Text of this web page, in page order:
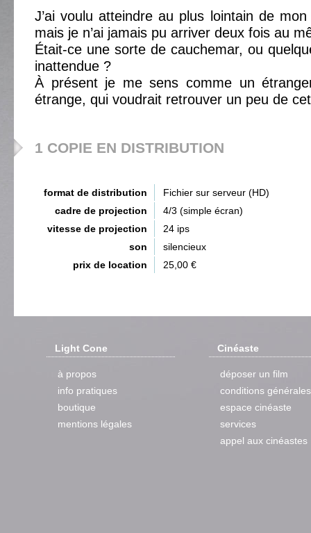
J’ai voulu atteindre au plus lointain de
mais je n’ai jamais pu arriver deux fois au
Était-ce une sorte de cauchemar, ou
inattendue ?
À présent je me sens comme un
étrange, qui voudrait retrouver un peu de
1 COPIE EN DISTRIBUTION
format de distribution
Fichier sur serveur (HD)
cadre de projection
4/3 (simple écran)
vitesse de projection
24 ips
son
silencieux
prix de location
25,00 €
Light Cone
à propos
info pratiques
boutique
mentions légales
Cinéaste
déposer un film
conditions générales
espace cinéaste
services
appel aux cinéastes